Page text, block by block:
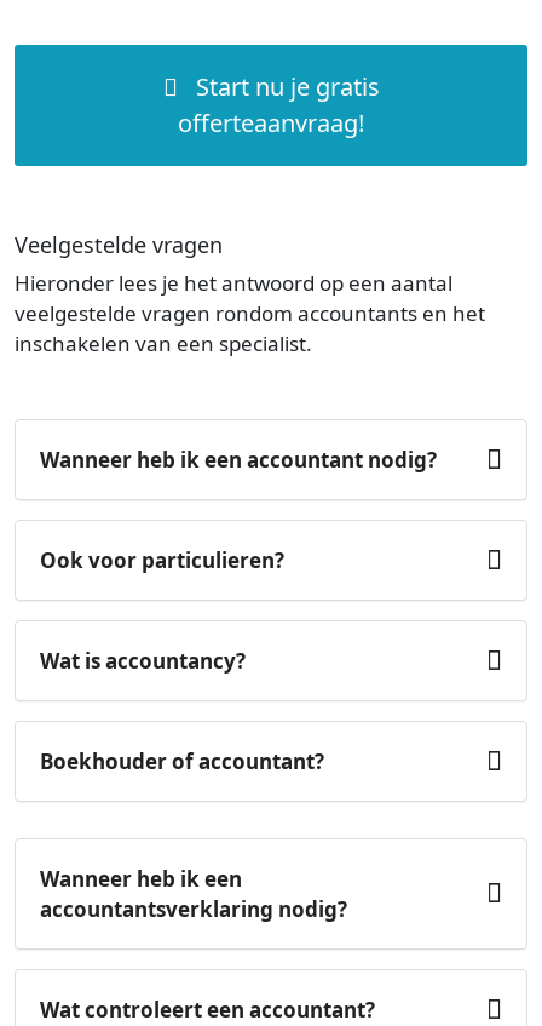
Start nu je gratis
offerteaanvraag!
Veelgestelde vragen
Hieronder lees je het antwoord op een aantal
veelgestelde vragen rondom accountants en het
inschakelen van een specialist.
Wanneer heb ik een accountant nodig?
Ook voor particulieren?
Wat is accountancy?
Boekhouder of accountant?
Wanneer heb ik een
accountantsverklaring nodig?
Wat controleert een accountant?